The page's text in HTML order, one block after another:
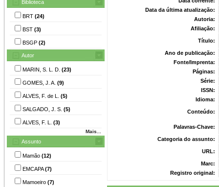
Biblioteca
BRT (24)
BST (3)
BSGP (2)
Autor
MARIN, S. L. D. (23)
GOMES, J. A. (9)
ALVES, F. de L. (5)
SALGADO, J. S. (5)
ALVES, F. L. (3)
Mais...
Assunto
Mamão (12)
EMCAPA(7)
Mamoeiro (7)
Data da última atualização:
Autoria:
Afiliação:
Título:
Ano de publicação:
Fonte/Imprenta:
Páginas:
Série:
ISSN:
Idioma:
Conteúdo:
Palavras-Chave:
Categoria do assunto:
URL:
Marc:
Registro original: